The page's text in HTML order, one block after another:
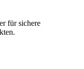
für sichere